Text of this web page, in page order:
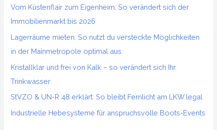
c
h
:
Vom Küstenflair zum Eigenheim: So verändert sich der
Immobilienmarkt bis 2026
Lagerräume mieten: So nutzt du versteckte Möglichkeiten
in der Mainmetropole optimal aus
Kristallklar und frei von Kalk – so verändert sich Ihr
Trinkwasser
StVZO & UN-R 48 erklärt: So bleibt Fernlicht am LKW legal
Industrielle Hebesysteme für anspruchsvolle Boots-Events